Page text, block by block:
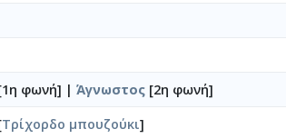
φωνή] | Άγνωστος [2η φωνή]
Τρίχορδο μπουζούκι]